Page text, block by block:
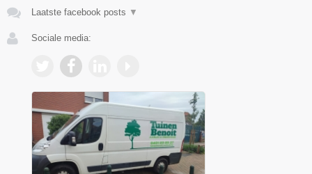
Laatste facebook posts ▼
Sociale media: